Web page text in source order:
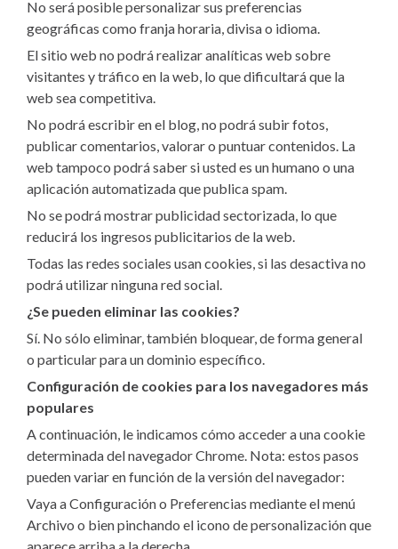
No será posible personalizar sus preferencias
geográficas como franja horaria, divisa o idioma.
El sitio web no podrá realizar analíticas web sobre
visitantes y tráfico en la web, lo que dificultará que la
web sea competitiva.
No podrá escribir en el blog, no podrá subir fotos,
publicar comentarios, valorar o puntuar contenidos. La
web tampoco podrá saber si usted es un humano o una
aplicación automatizada que publica spam.
No se podrá mostrar publicidad sectorizada, lo que
reducirá los ingresos publicitarios de la web.
Todas las redes sociales usan cookies, si las desactiva no
podrá utilizar ninguna red social.
¿Se pueden eliminar las cookies?
Sí. No sólo eliminar, también bloquear, de forma general
o particular para un dominio específico.
Configuración de cookies para los navegadores más
populares
A continuación, le indicamos cómo acceder a una cookie
determinada del navegador Chrome. Nota: estos pasos
pueden variar en función de la versión del navegador:
Vaya a Configuración o Preferencias mediante el menú
Archivo o bien pinchando el icono de personalización que